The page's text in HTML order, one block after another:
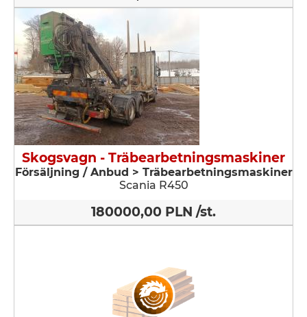
Skogsvagn - Träbearbetningsmaskiner
Försäljning / Anbud > Träbearbetningsmaskiner
Scania R450
180000,00 PLN /st.